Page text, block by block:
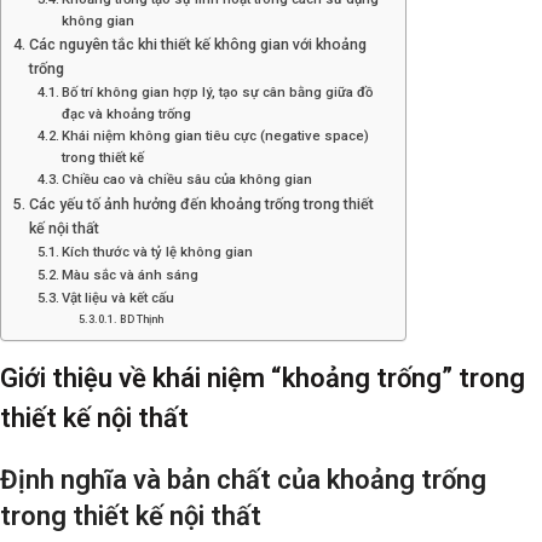
không gian
Các nguyên tắc khi thiết kế không gian với khoảng
trống
Bố trí không gian hợp lý, tạo sự cân bằng giữa đồ
đạc và khoảng trống
Khái niệm không gian tiêu cực (negative space)
trong thiết kế
Chiều cao và chiều sâu của không gian
Các yếu tố ảnh hưởng đến khoảng trống trong thiết
kế nội thất
Kích thước và tỷ lệ không gian
Màu sắc và ánh sáng
Vật liệu và kết cấu
BD Thịnh
Giới thiệu về khái niệm “khoảng trống” trong
thiết kế nội thất
Định nghĩa và bản chất của khoảng trống
trong thiết kế nội thất